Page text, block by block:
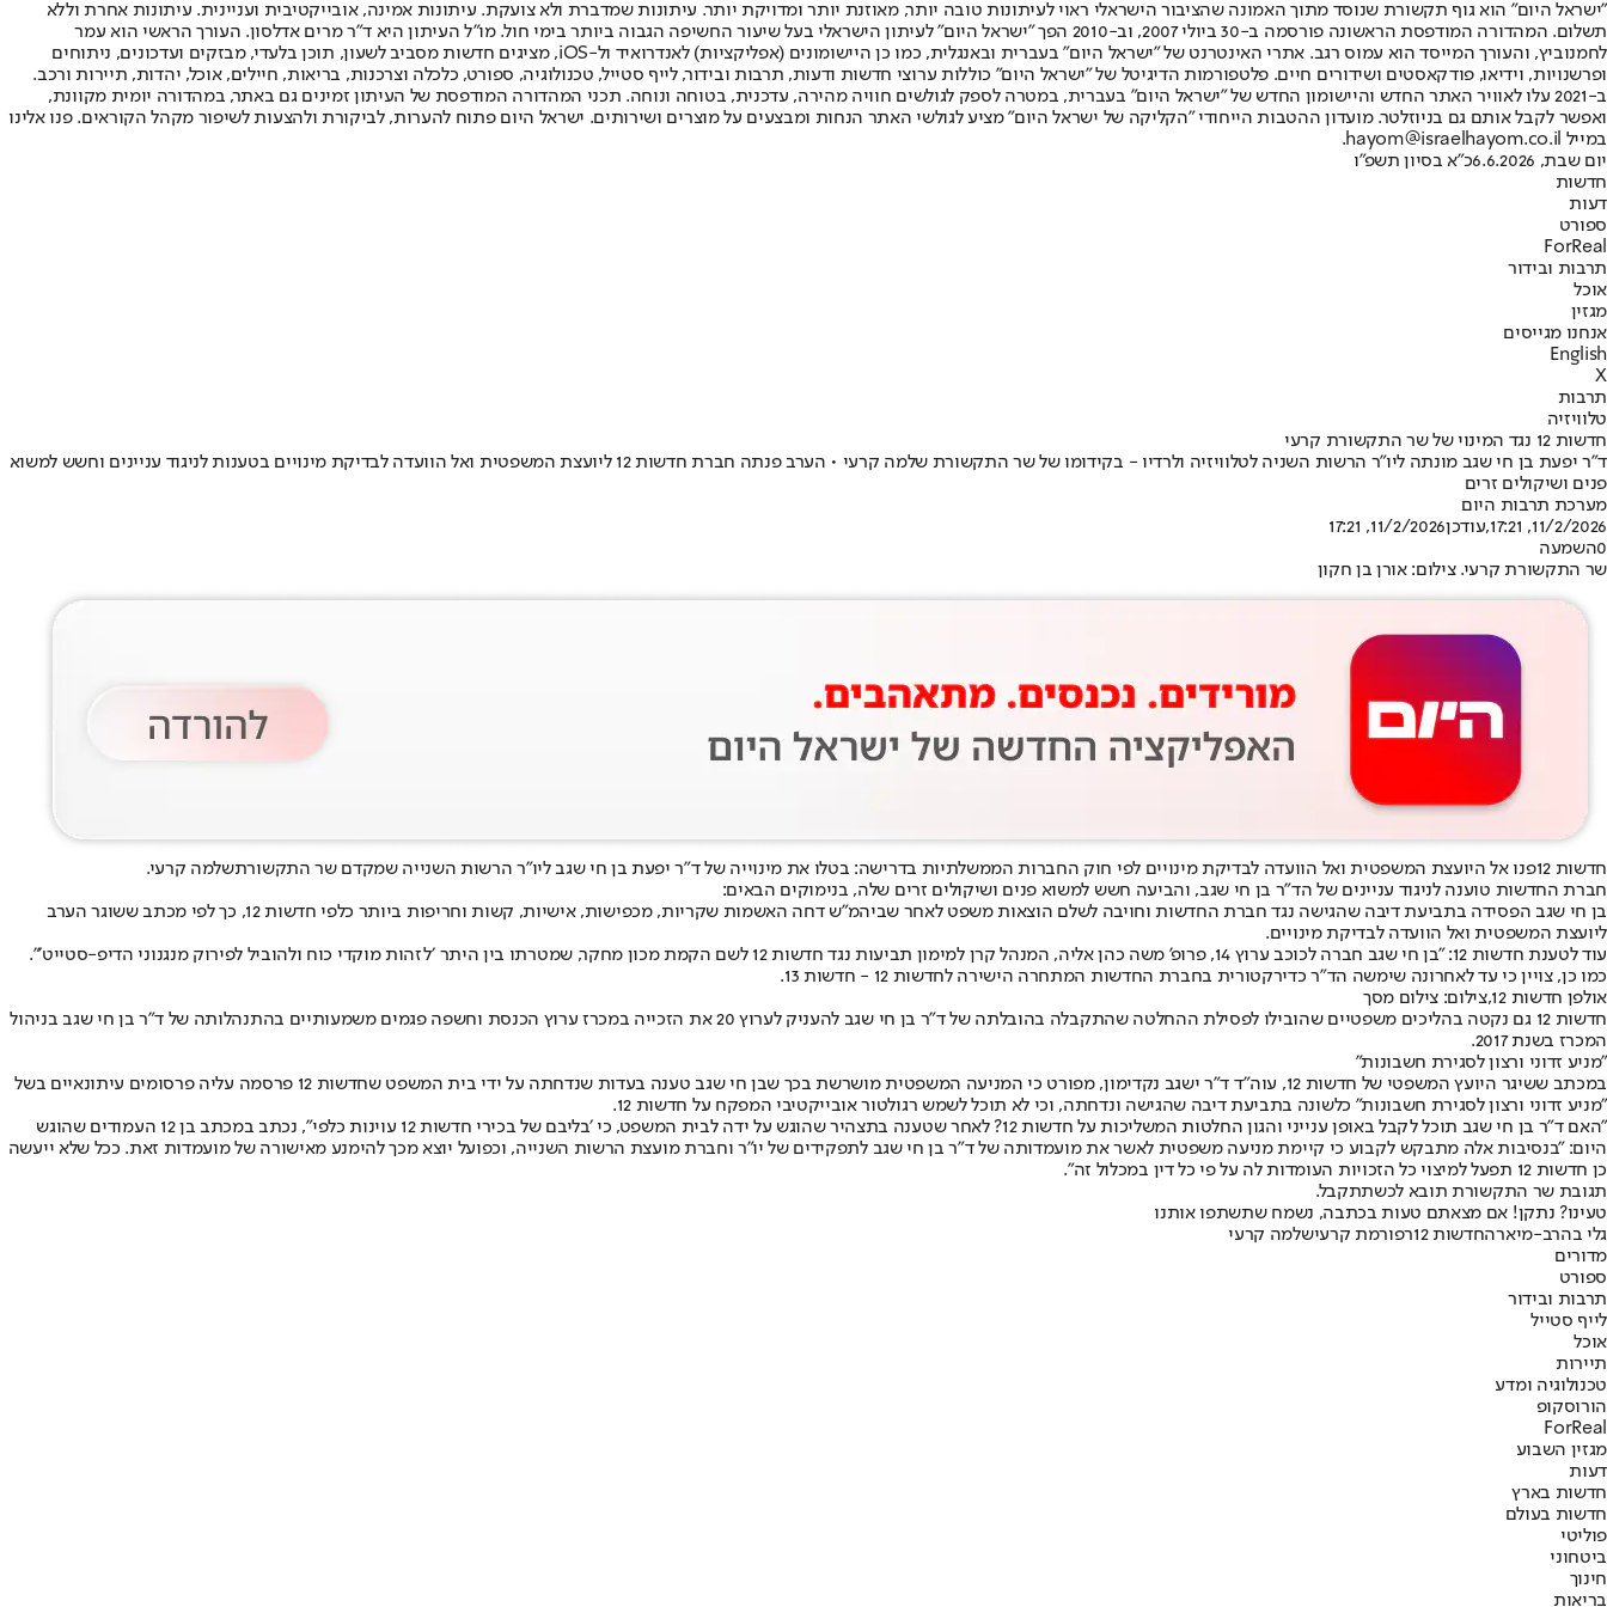
"ישראל היום" הוא גוף תקשורת שנוסד מתוך האמונה שהציבור הישראלי ראוי לעיתונות טובה יותר, מאוזנת יותר ומדויקת יותר. עיתונות שמדברת ולא צועקת. עיתונות אמינה, אובייקטיבית ועניינית. עיתונות אחרת וללא
תשלום. המהדורה המודפסת הראשונה פורסמה ב-30 ביולי 2007, וב-2010 הפך "ישראל היום" לעיתון הישראלי בעל שיעור החשיפה הגבוה ביותר בימי חול. מו"ל העיתון היא ד"ר מרים אדלסון. העורך הראשי הוא עמר
לחמנוביץ, והעורך המייסד הוא עמוס רגב. אתרי האינטרנט של "ישראל היום" בעברית ובאנגלית, כמו כן היישומונים (אפליקציות) לאנדרואיד ול-iOS, מציגים חדשות מסביב לשעון, תוכן בלעדי, מבזקים ועדכונים, ניתוחים
ופרשנויות, וידיאו, פודקאסטים ושידורים חיים. פלטפורמות הדיגיטל של "ישראל היום" כוללות ערוצי חדשות ודעות, תרבות ובידור, לייף סטייל, טכנולוגיה, ספורט, כלכלה וצרכנות, בריאות, חיילים, אוכל, יהדות, תיירות ורכב.
ב-2021 עלו לאוויר האתר החדש והיישומון החדש של "ישראל היום" בעברית, במטרה לספק לגולשים חוויה מהירה, עדכנית, בטוחה ונוחה. תכני המהדורה המודפסת של העיתון זמינים גם באתר, במהדורה יומית מקוונת,
ואפשר לקבל אותם גם בניוזלטר. מועדון ההטבות הייחודי "הקליקה של ישראל היום" מציע לגולשי האתר הנחות ומבצעים על מוצרים ושירותים. ישראל היום פתוח להערות, לביקורת ולהצעות לשיפור מקהל הקוראים. פנו אלינו
במייל hayom@israelhayom.co.il.
יום שבת, 6.6.2026
כ"א בסיון תשפ"ו
חדשות
דעות
ספורט
ForReal
תרבות ובידור
אוכל
מגזין
אנחנו מגייסים
English
X
תרבות
טלוויזיה
חדשות 12 נגד המינוי של שר התקשורת קרעי
ד״ר יפעת בן חי שגב מונתה ליו״ר הרשות השניה לטלוויזיה ולרדיו - בקידומו של שר התקשורת שלמה קרעי • הערב פנתה חברת חדשות 12 ליועצת המשפטית ואל הוועדה לבדיקת מינויים בטענות לניגוד עניינים וחשש למשוא
פנים ושיקולים זרים
מערכת תרבות היום
11/2/2026, 17:21
,עודכן11/2/2026, 17:21
0השמעה
שר התקשורת קרעי. צילום: אורן בן חקון
חדשות 12 פנו אל היועצת המשפטית ואל הוועדה לבדיקת מינויים לפי חוק החברות הממשלתיות בדרישה: בטלו את מינוייה של ד"ר יפעת בן חי שגב ליו"ר הרשות השנייה שמקדם שר התקשורתשלמה קרעי.
חברת החדשות טוענה לניגוד עניינים של הד״ר בן חי שגב, והביעה חשש למשוא פנים ושיקולים זרים שלה, בנימוקים הבאים:
בן חי שגב הפסידה בתביעת דיבה שהגישה נגד חברת החדשות וחויבה לשלם הוצאות משפט לאחר שביהמ"ש דחה האשמות שקריות, מכפישות, אישיות, קשות וחריפות ביותר כלפי חדשות 12, כך לפי מכתב ששוגר הערב
ליועצת המשפטית ואל הוועדה לבדיקת מינויים.
עוד לטענת חדשות 12: ״בן חי שגב חברה לכוכב ערוץ 14, פרופ' משה כהן אליה, המנהל קרן למימון תביעות נגד חדשות 12 לשם הקמת מכון מחקר, שמטרתו בין היתר ׳לזהות מוקדי כוח ולהוביל לפירוק מנגנוני הדיפ-סטייט׳״.
כמו כן, צויין כי עד לאחרונה שימשה הד״ר כדירקטורית בחברת החדשות המתחרה הישירה לחדשות 12 - חדשות 13.
אולפן חדשות 12,צילום: צילום מסך
חדשות 12 גם נקטה בהליכים משפטיים שהובילו לפסילת ההחלטה שהתקבלה בהובלתה של ד"ר בן חי שגב להעניק לערוץ 20 את הזכייה במכרז ערוץ הכנסת וחשפה פגמים משמעותיים בהתנהלותה של ד"ר בן חי שגב בניהול
המכרז בשנת 2017.
"מניע זדוני ורצון לסגירת חשבונות"
במכתב ששיגר היועץ המשפטי של חדשות 12, עוה"ד ד"ר ישגב נקדימון, מפורט כי המניעה המשפטית מושרשת בכך שבן חי שגב טענה בעדות שנדחתה על ידי בית המשפט שחדשות 12 פרסמה עליה פרסומים עיתונאיים בשל
"מניע זדוני ורצון לסגירת חשבונות" כלשונה בתביעת דיבה שהגישה ונדחתה, וכי לא תוכל לשמש רגולטור אובייקטיבי המפקח על חדשות 12.
"האם ד"ר בן חי שגב תוכל לקבל באופן ענייני והגון החלטות המשליכות על חדשות 12? לאחר שטענה בתצהיר שהוגש על ידה לבית המשפט, כי ׳בליבם של בכירי חדשות 12 עוינות כלפי״, נכתב במכתב בן 12 העמודים שהוגש
היום: ״בנסיבות אלה מתבקש לקבוע כי קיימת מניעה משפטית לאשר את מועמדותה של ד"ר בן חי שגב לתפקידים של יו"ר וחברת מועצת הרשות השנייה, וכפועל יוצא מכך להימנע מאישורה של מועמדות זאת. ככל שלא ייעשה
כן חדשות 12 תפעל למיצוי כל הזכויות העומדות לה על פי כל דין במכלול זה״.
תגובת שר התקשורת תובא לכשתתקבל.
טעינו? נתקן! אם מצאתם טעות בכתבה, נשמח שתשתפו אותנו
גלי בהרב-מיארהחדשות 12 רפורמת קרעישלמה קרעי
מדורים
ספורט
תרבות ובידור
לייף סטייל
אוכל
תיירות
טכנולוגיה ומדע
הורוסקופ
ForReal
מגזין השבוע
דעות
חדשות בארץ
חדשות בעולם
פוליטי
ביטחוני
חינוך
בריאות